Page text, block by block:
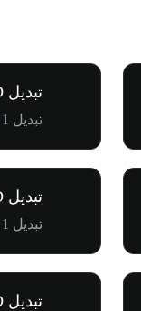
تبدیل KLED به IDR
تبدیل 1 KLED به Rp180.27
تبدیل KLED به INR
تبدیل 1 KLED به ₹0.9615
تبدیل KLED به BRL